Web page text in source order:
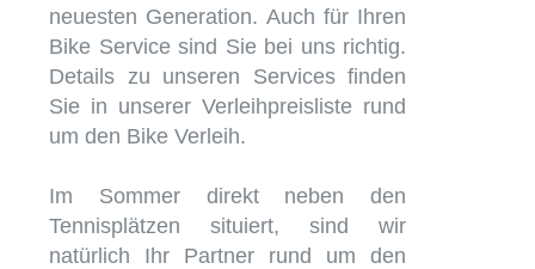
neuesten Generation. Auch für Ihren
Bike Service sind Sie bei uns richtig.
Details zu unseren Services finden
Sie in unserer Verleihpreisliste rund
um den Bike Verleih.
Im Sommer direkt neben den
Tennisplätzen situiert, sind wir
natürlich Ihr Partner rund um den